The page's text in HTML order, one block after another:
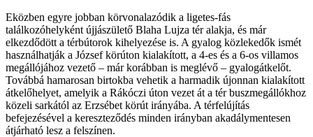
Eközben egyre jobban körvonalazódik a ligetes-fás
találkozóhelyként újjászülető Blaha Lujza tér alakja, és már
elkezdődött a térbútorok kihelyezése is. A gyalog közlekedők ismét
használhatják a József körúton kialakított, a 4-es és a 6-os villamos
megállójához vezető – már korábban is meglévő – gyalogátkelőt.
Továbbá hamarosan birtokba vehetik a harmadik újonnan kialakított
átkelőhelyet, amelyik a Rákóczi úton vezet át a tér buszmegállókhoz
közeli sarkától az Erzsébet körút irányába. A térfelújítás
befejezésével a kereszteződés minden irányban akadálymentesen
átjárható lesz a felszínen.